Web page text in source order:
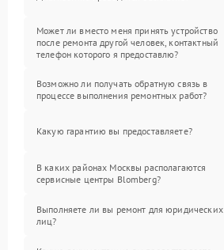
Может ли вместо меня принять устройство
после ремонта другой человек, контактный
телефон которого я предоставлю?
Возможно ли получать обратную связь в
процессе выполнения ремонтных работ?
Какую гарантию вы предоставляете?
В каких районах Москвы располагаются
сервисные центры Blomberg?
Выполняете ли вы ремонт для юридических
лиц?